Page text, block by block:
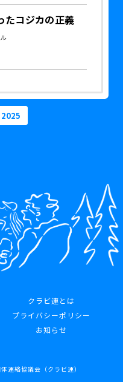
たコジカの正義
2025
クラビ連とは
プライバシーポリシー
お知らせ
連絡協議会（クラビ連）